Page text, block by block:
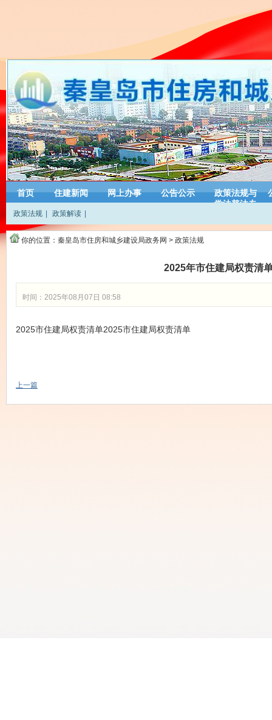
首页 住建新闻 网上办事 公告公示
政策法规与
学法普法专
政策法规 政策解读
你的位置： 秦皇岛市住房和城乡建设局政务网 > 政策法规
2025年市住建局权责清
时间：2025年08月07日 08:58
2025市住建局权责清单2025市住建局权责清单
上一篇